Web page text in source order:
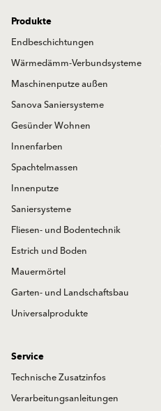
Produkte
Endbeschichtungen
Wärmedämm-Verbundsysteme
Maschinenputze außen
Sanova Saniersysteme
Gesünder Wohnen
Innenfarben
Spachtelmassen
Innenputze
Saniersysteme
Fliesen- und Bodentechnik
Estrich und Boden
Mauermörtel
Garten- und Landschaftsbau
Universalprodukte
Service
Technische Zusatzinfos
Verarbeitungsanleitungen